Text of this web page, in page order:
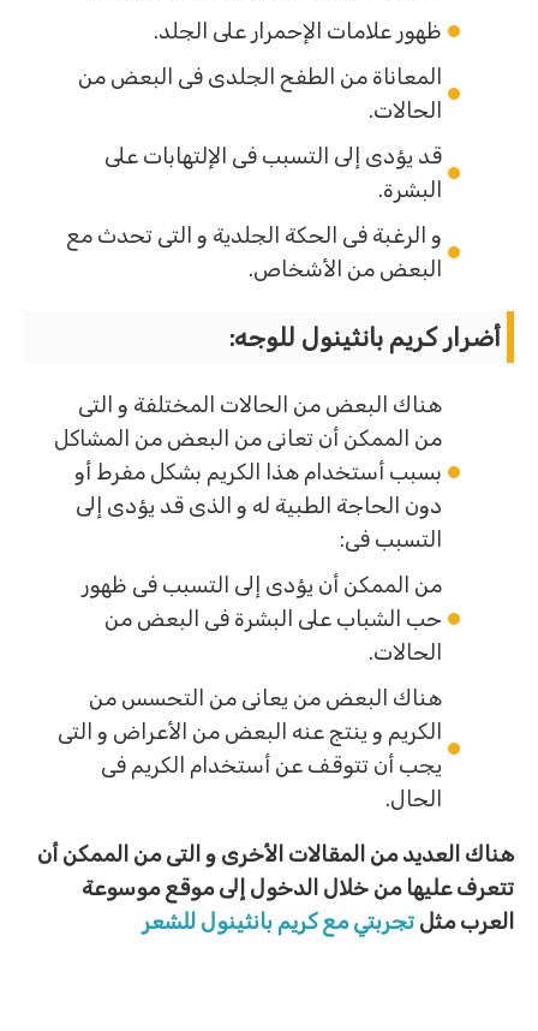
ظهور علامات الإحمرار على الجلد.
المعاناة من الطفح الجلدى فى البعض من
الحالات.
قد يؤدى إلى التسبب فى الإلتهابات على
البشرة.
و الرغبة فى الحكة الجلدية و التى تحدث مع
البعض من الأشخاص.
أضرار كريم بانثينول للوجه:
هناك البعض من الحالات المختلفة و التى
من الممكن أن تعانى من البعض من المشاكل
بسبب أستخدام هذا الكريم بشكل مفرط أو
دون الحاجة الطبية له و الذى قد يؤدى إلى
التسبب فى:
من الممكن أن يؤدى إلى التسبب فى ظهور
حب الشباب على البشرة فى البعض من
الحالات.
هناك البعض من يعانى من التحسس من
الكريم و ينتج عنه البعض من الأعراض و التى
يجب أن تتوقف عن أستخدام الكريم فى
الحال.
هناك العديد من المقالات الأخرى و التى من الممكن أن
تتعرف عليها من خلال الدخول إلى موقع موسوعة
العرب مثل تجربتي مع كريم بانثينول للشعر